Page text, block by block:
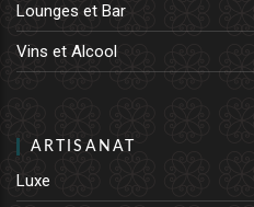
Lounges et Bar
Vins et Alcool
ARTISANAT
Luxe